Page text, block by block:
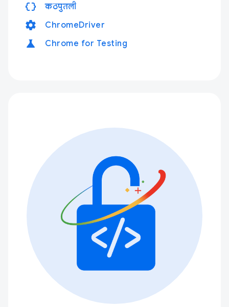
data_object कठपुतली
settings ChromeDriver
science Chrome for Testing